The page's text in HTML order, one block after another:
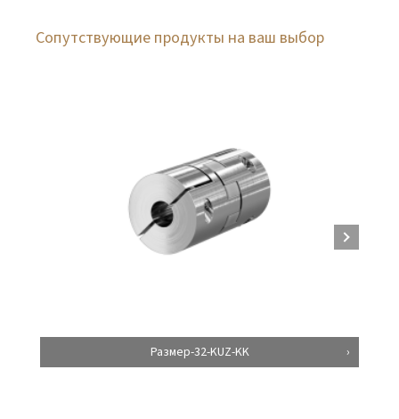
Сопутствующие продукты на ваш выбор
Размер-32-KUZ-KK